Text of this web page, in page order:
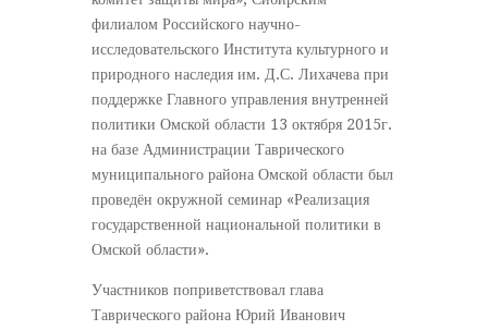
филиалом Российского научно-
исследовательского Института культурного и
природного наследия им. Д.С. Лихачева при
поддержке Главного управления внутренней
политики Омской области 13 октября 2015г.
на базе Администрации Таврического
муниципального района Омской области был
проведён окружной семинар «Реализация
государственной национальной политики в
Омской области».
Участников поприветствовал глава
Таврического района Юрий Иванович